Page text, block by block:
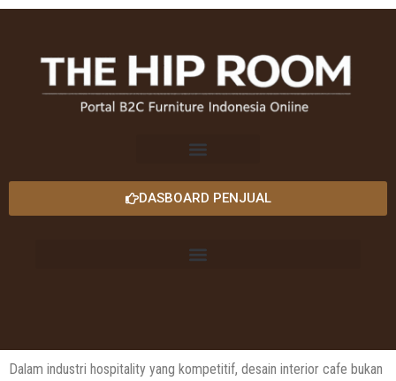
DASBOARD PENJUAL
Dalam industri hospitality yang kompetitif, desain interior cafe bukan